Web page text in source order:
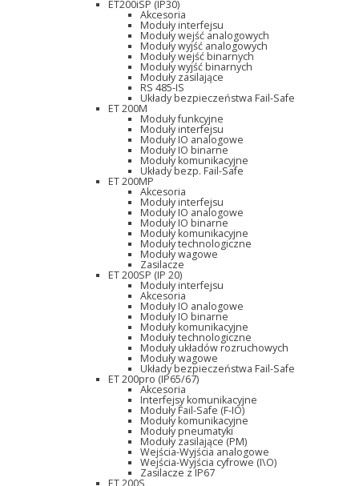
ET200iSP (IP30)
Akcesoria
Moduły interfejsu
Moduły wejść analogowych
Moduły wyjść analogowych
Moduły wejść binarnych
Moduły wyjść binarnych
Moduły zasilające
RS 485-IS
Układy bezpieczeństwa Fail-Safe
ET 200M
Moduły funkcyjne
Moduły interfejsu
Moduły IO analogowe
Moduły IO binarne
Moduły komunikacyjne
Układy bezp. Fail-Safe
ET 200MP
Akcesoria
Moduły interfejsu
Moduły IO analogowe
Moduły IO binarne
Moduły komunikacyjne
Moduły technologiczne
Moduły wagowe
Zasilacze
ET 200SP (IP 20)
Moduły interfejsu
Akcesoria
Moduły IO analogowe
Moduły IO binarne
Moduły komunikacyjne
Moduły technologiczne
Moduły układów rozruchowych
Moduły wagowe
Układy bezpieczeństwa Fail-Safe
ET 200pro (IP65/67)
Akcesoria
Interfejsy komunikacyjne
Moduły Fail-Safe (F-IO)
Moduły komunikacyjne
Moduły pneumatyki
Moduły zasilające (PM)
Wejścia-Wyjścia analogowe
Wejścia-Wyjścia cyfrowe (I\O)
Zasilacze z IP67